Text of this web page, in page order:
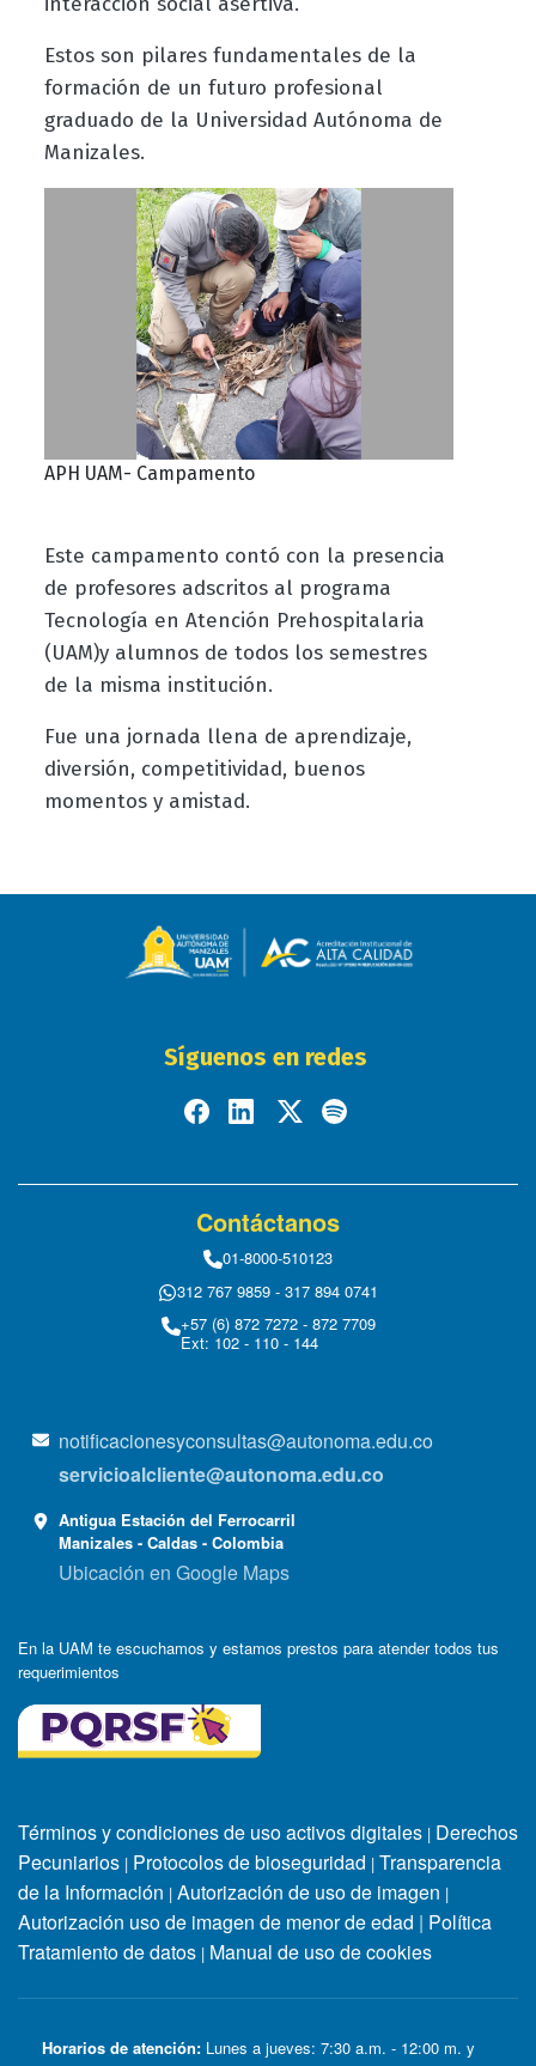
Estos son pilares fundamentales de la
formación de un futuro profesional
graduado de la Universidad Autónoma de
Manizales.
APH UAM- Campamento
Este campamento contó con la presencia
de profesores adscritos al programa
Tecnología en Atención Prehospitalaria
(UAM)y alumnos de todos los semestres
de la misma institución.
Fue una jornada llena de aprendizaje,
diversión, competitividad, buenos
momentos y amistad.
Síguenos en redes
Contáctanos
01-8000-510123
312 767 9859 - 317 894 0741
+57 (6) 872 7272 - 872 7709
Ext: 102 - 110 - 144
notificacionesyconsultas@autonoma.edu.co
servicioalcliente@autonoma.edu.co
Antigua Estación del Ferrocarril
Manizales - Caldas - Colombia
Ubicación en Google Maps
En la UAM te escuchamos y estamos prestos para atender todos tus
requerimientos
Términos y condiciones de uso activos digitales | Derechos
Pecuniarios | Protocolos de bioseguridad | Transparencia
de la Información | Autorización de uso de imagen |
Autorización uso de imagen de menor de edad | Política
Tratamiento de datos | Manual de uso de cookies
Horarios de atención: Lunes a jueves: 7:30 a.m. - 12:00 m. y